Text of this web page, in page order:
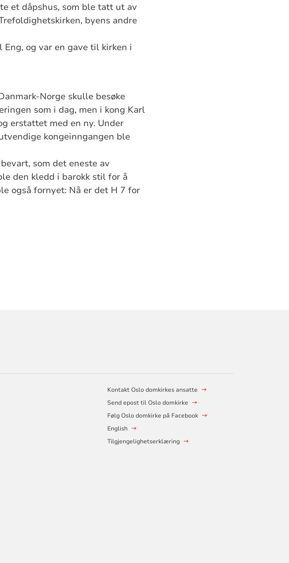
et dåpshus, som ble tatt ut av
byens andre
og var en gave til kirken i
Norge skulle besøke
som i dag, men i kong Karl
erstattet med en ny. Under
kongeinngangen ble
som det eneste av
den kledd i barokk stil for å
også fornyet: Nå er det H 7 for
Kontakt Oslo domkirkes ansatte
Send epost til Oslo domkirke
Følg Oslo domkirke på Facebook
English
Tilgjengelighetserklæring